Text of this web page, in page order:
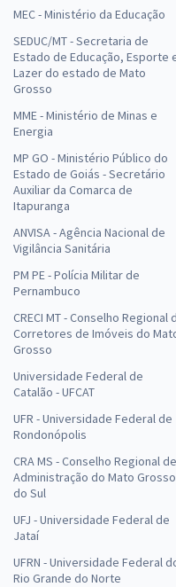
MEC - Ministério da Educação
SEDUC/MT - Secretaria de
Estado de Educação, Esporte
Lazer do estado de Mato
Grosso
MME - Ministério de Minas e
Energia
MP GO - Ministério Público do
Estado de Goiás - Secretário
Auxiliar da Comarca de
Itapuranga
ANVISA - Agência Nacional de
Vigilância Sanitária
PM PE - Polícia Militar de
Pernambuco
CRECI MT - Conselho Regional
Corretores de Imóveis do
Grosso
Universidade Federal de
Catalão - UFCAT
UFR - Universidade Federal de
Rondonópolis
CRA MS - Conselho Regional de
Administração do Mato Grosso
do Sul
UFJ - Universidade Federal de
Jataí
UFRN - Universidade Federal
Rio Grande do Norte